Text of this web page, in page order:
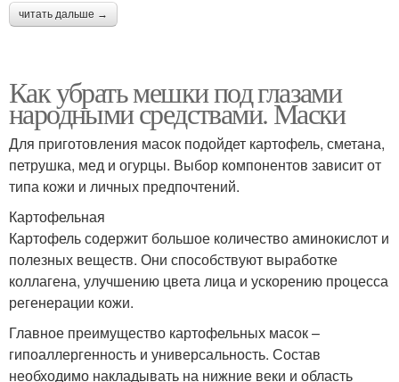
читать дальше →
Как убрать мешки под глазами
народными средствами. Маски
Для приготовления масок подойдет картофель, сметана,
петрушка, мед и огурцы. Выбор компонентов зависит от
типа кожи и личных предпочтений.
Картофельная
Картофель содержит большое количество аминокислот и
полезных веществ. Они способствуют выработке
коллагена, улучшению цвета лица и ускорению процесса
регенерации кожи.
Главное преимущество картофельных масок –
гипоаллергенность и универсальность. Состав
необходимо накладывать на нижние веки и область